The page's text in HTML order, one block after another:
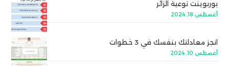
بوربوينت توعية الزائر
أغسطس 18, 2024
انجز معادلتك بنفسك في 3 خطوات
أغسطس 10, 2024